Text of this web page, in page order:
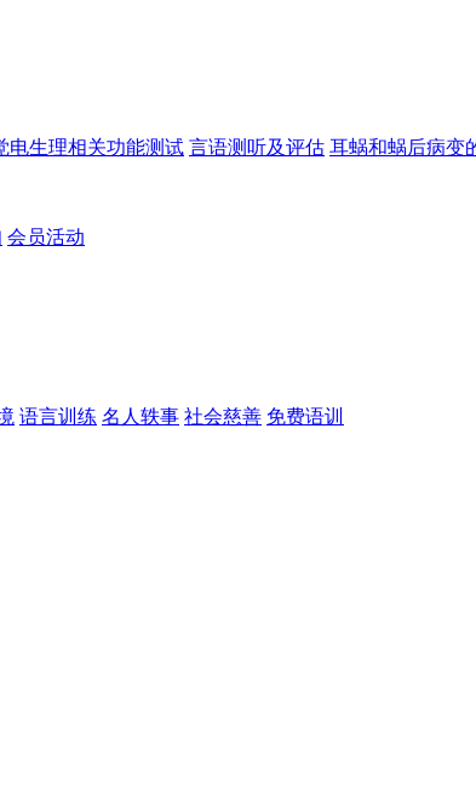
电生理相关功能测试 言语测听及评估 耳蜗和蜗后病变
会员活动
语言训练 名人轶事 社会慈善 免费语训